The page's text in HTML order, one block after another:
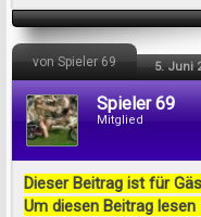
von Spieler 69 5. Juni
Spieler 69
Mitglied
Dieser Beitrag ist für
Um diesen Beitrag